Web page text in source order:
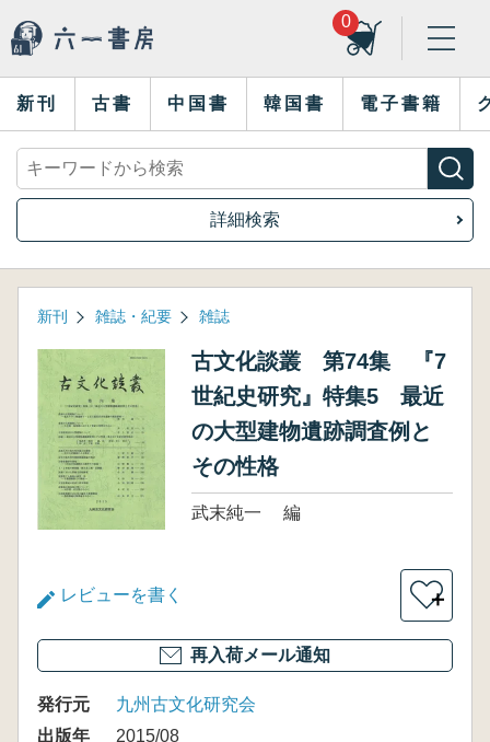
0
新刊 古書 中国書 韓国書 電子書籍
詳細検索
新刊 雑誌・紀要 雑誌
古文化談叢 第74集 『7
世紀史研究』特集5 最近
の大型建物遺跡調査例と
その性格
武末純一 編
レビューを書く ＋
再入荷メール通知
発行元
九州古文化研究会
出版年
2015/08